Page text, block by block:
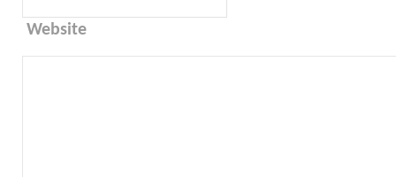
Website